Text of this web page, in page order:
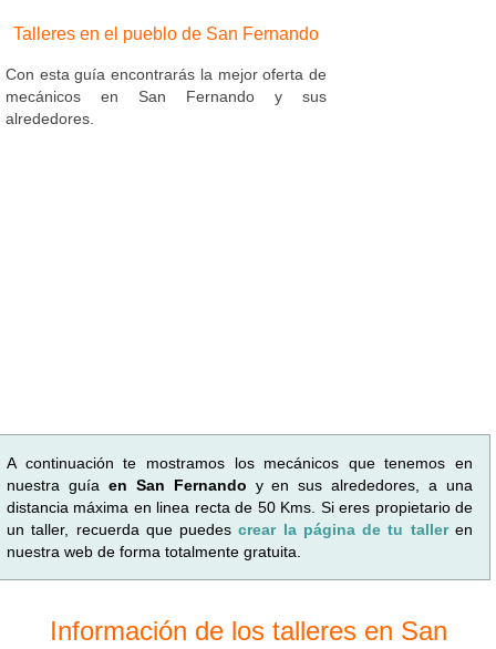
Talleres en el pueblo de San Fernando
Con esta guía encontrarás la mejor oferta de
mecánicos en San Fernando y sus
alrededores.
A continuación te mostramos los mecánicos que tenemos en
nuestra guía en San Fernando y en sus alrededores, a una
distancia máxima en linea recta de 50 Kms. Si eres propietario de
un taller, recuerda que puedescrear la página de tu talleren
nuestra web de forma totalmente gratuita.
Información de los talleres en San